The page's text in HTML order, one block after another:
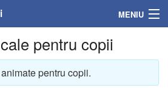
MENIU
pentru copii
pentru copii.